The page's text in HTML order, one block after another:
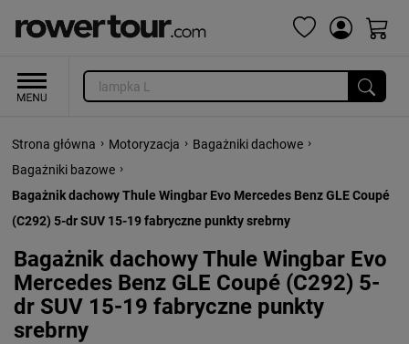
Strona główna › Motoryzacja › Bagażniki dachowe ›
Bagażniki bazowe ›
Bagażnik dachowy Thule Wingbar Evo Mercedes Benz GLE Coupé
(C292) 5-dr SUV 15-19 fabryczne punkty srebrny
Bagażnik dachowy Thule Wingbar Evo
Mercedes Benz GLE Coupé (C292) 5-
dr SUV 15-19 fabryczne punkty
srebrny